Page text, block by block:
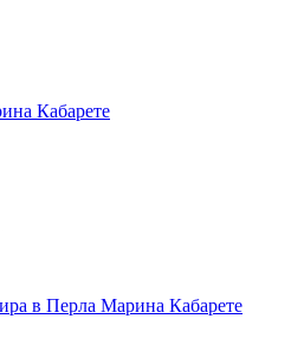
Кабарете
в Перла Марина Кабарете